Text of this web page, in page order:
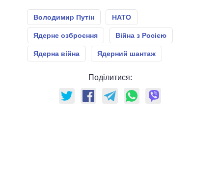
Володимир Путін НАТО
Ядерне озброєння Війна з Росією
Ядерна війна Ядерний шантаж
Поділитися: